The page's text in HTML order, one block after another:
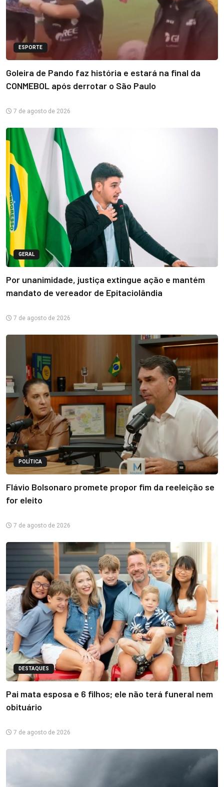
ESPORTE
Goleira de Pando faz história e estará na final da
CONMEBOL após derrotar o São Paulo
7 de agosto de 2026
GERAL
Por unanimidade, justiça extingue ação e mantém
mandato de vereador de Epitaciolândia
7 de agosto de 2026
POLÍTICA
Flávio Bolsonaro promete propor fim da reeleição se
for eleito
7 de agosto de 2026
DESTAQUES
Pai mata esposa e 6 filhos; ele não terá funeral nem
obituário
7 de agosto de 2026